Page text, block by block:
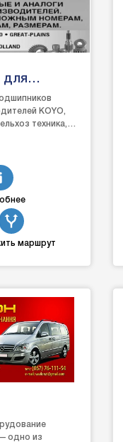
для
KOYO,
техника,
диски
маршрут
одно из